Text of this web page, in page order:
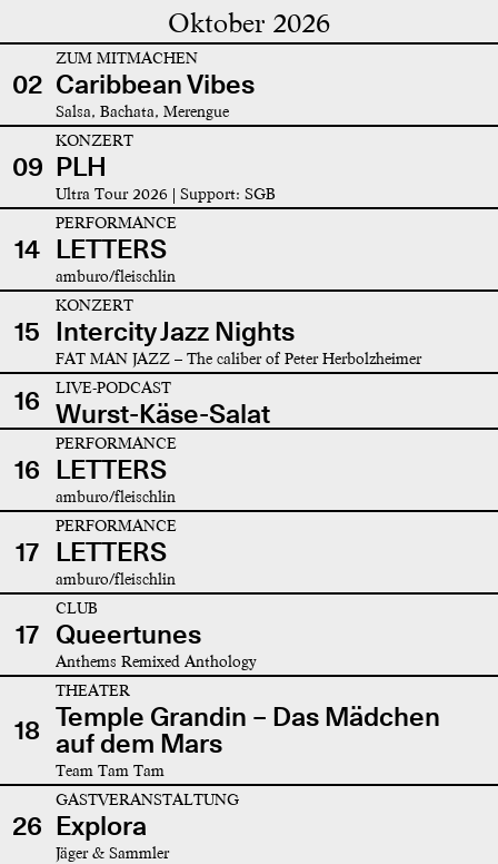
Oktober 2026
02
ZUM MITMACHEN
Caribbean Vibes
Salsa, Bachata, Merengue
09
KONZERT
PLH
Ultra Tour 2026 | Support: SGB
14
PERFORMANCE
LETTERS
amburo/fleischlin
15
KONZERT
Intercity Jazz Nights
FAT MAN JAZZ – The caliber of Peter Herbolzheimer
16 LIVE-PODCAST
Wurst-Käse-Salat
16
PERFORMANCE
LETTERS
amburo/fleischlin
17
PERFORMANCE
LETTERS
amburo/fleischlin
17
CLUB
Queertunes
Anthems Remixed Anthology
18
THEATER
Temple Grandin – Das Mädchen
auf dem Mars
Team Tam Tam
26
GASTVERANSTALTUNG
Explora
Jäger & Sammler